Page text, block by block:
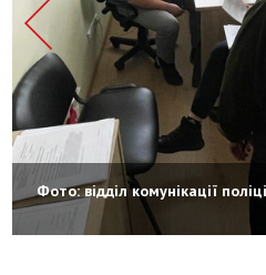
Фото: відділ комунікації